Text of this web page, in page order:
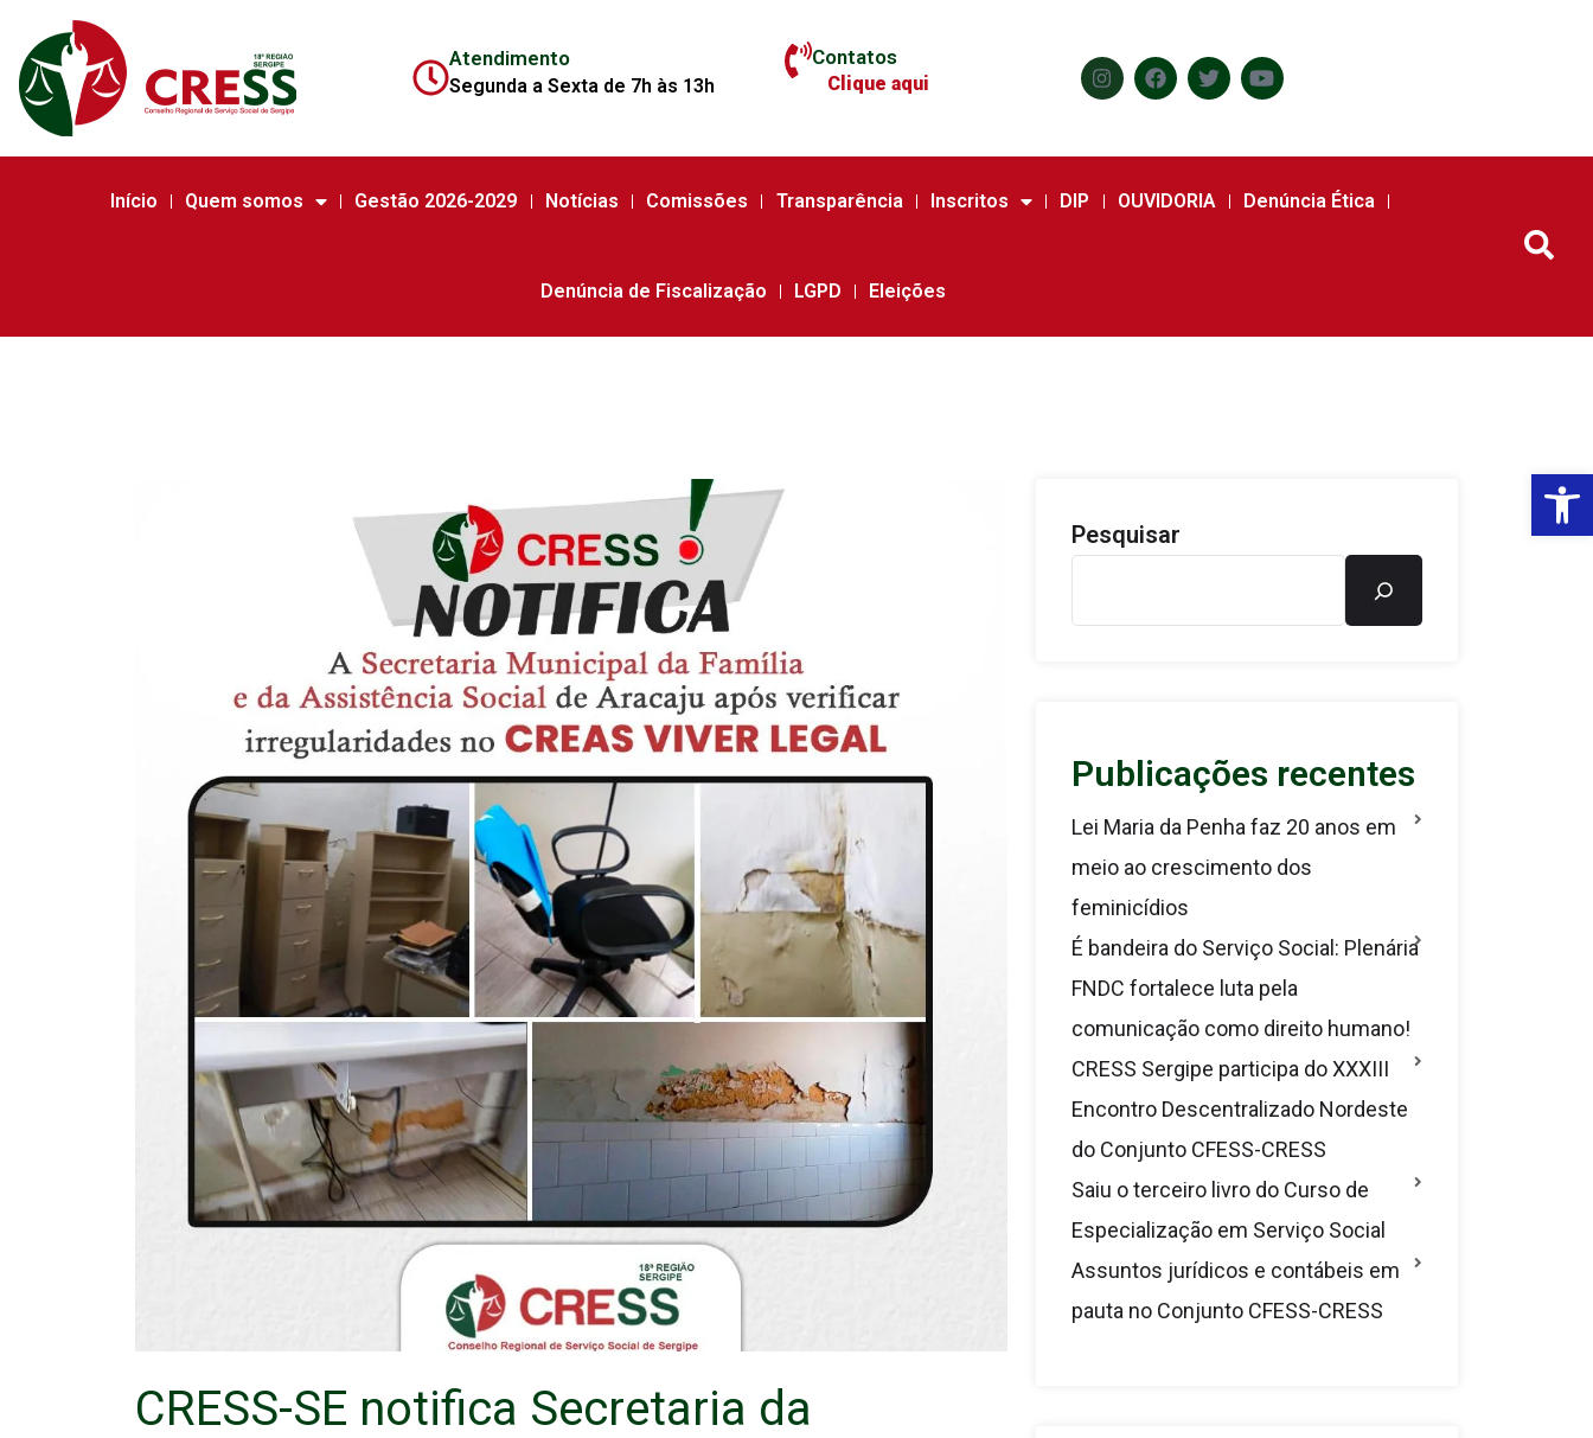
Atendimento
Segunda a Sexta de 7h às 13h
Contatos
Clique aqui
Início Quem somos Gestão 2026-2029 Notícias Comissões Transparência Inscritos DIP OUVIDORIA Denúncia Ética
Denúncia de Fiscalização LGPD Eleições
CRESS-SE notifica Secretaria da
Pesquisar
Publicações recentes
Lei Maria da Penha faz 20 anos em
meio ao crescimento dos
feminicídios
É bandeira do Serviço Social: Plenária
FNDC fortalece luta pela
comunicação como direito humano!
CRESS Sergipe participa do XXXIII
Encontro Descentralizado Nordeste
do Conjunto CFESS-CRESS
Saiu o terceiro livro do Curso de
Especialização em Serviço Social
Assuntos jurídicos e contábeis em
pauta no Conjunto CFESS-CRESS